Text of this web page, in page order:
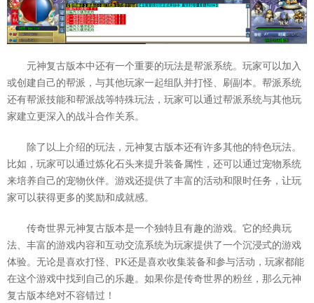
元神复古版本中还有一个重要的玩法是帮派系统。玩家可以加入
或创建自己的帮派，与其他玩家一起组队并打怪、刷副本。帮派系统
还有帮派技能和帮派战等特殊玩法，玩家可以通过帮派系统与其他玩
家建立更深入的战斗合作关系。
除了以上介绍的玩法，元神复古版本还有许多其他的特色玩法。
比如，玩家可以通过炼化石头来提升装备属性，还可以通过宠物系统
来培养自己的宠物伙伴。游戏还提供了丰富的活动和限时任务，让玩
家可以获得更多的奖励和成就感。
传奇世界元神复古版本是一个独特且有趣的游戏。它的经典玩
法、丰富的游戏内容和互动交流系统为玩家提供了一个沉浸式的游戏
体验。无论是喜欢打怪、PK还是喜欢收集装备和参与活动，玩家都能
在这个游戏中找到自己的乐趣。如果你是传奇世界的粉丝，那么元神
复古版本绝对不容错过！